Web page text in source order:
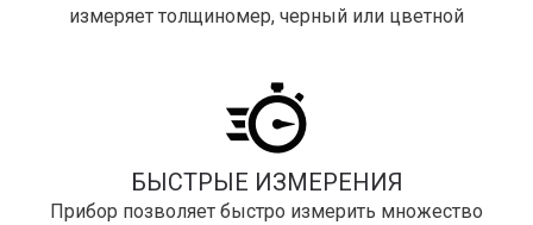
измеряет толщиномер, черный или цветной
БЫСТРЫЕ ИЗМЕРЕНИЯ
Прибор позволяет быстро измерить множество